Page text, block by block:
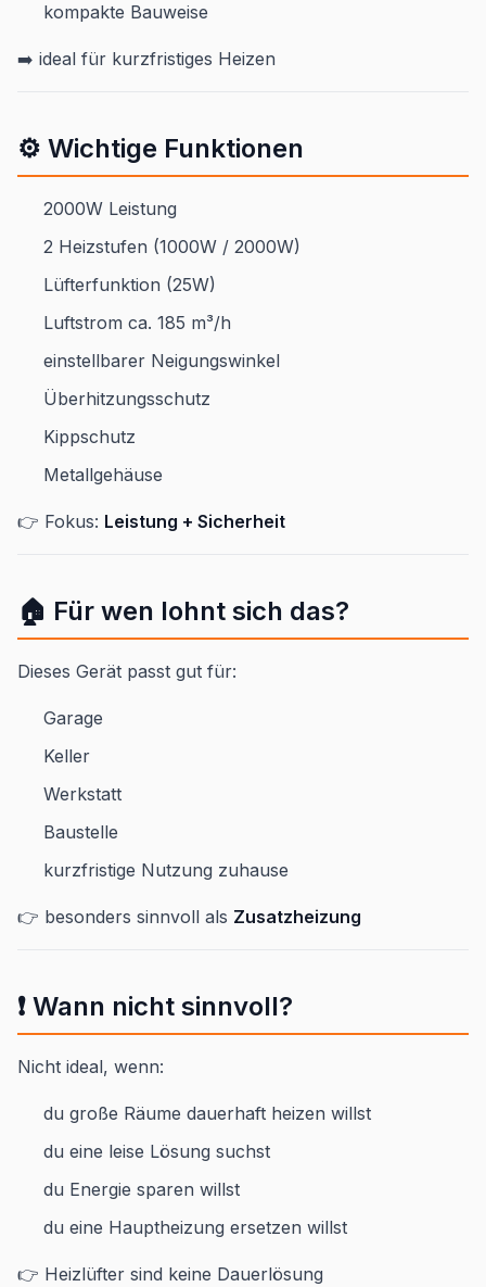
kompakte Bauweise
➡️ ideal für kurzfristiges Heizen
⚙️ Wichtige Funktionen
2000W Leistung
2 Heizstufen (1000W / 2000W)
Lüfterfunktion (25W)
Luftstrom ca. 185 m³/h
einstellbarer Neigungswinkel
Überhitzungsschutz
Kippschutz
Metallgehäuse
👉 Fokus: Leistung + Sicherheit
🏠 Für wen lohnt sich das?
Dieses Gerät passt gut für:
Garage
Keller
Werkstatt
Baustelle
kurzfristige Nutzung zuhause
👉 besonders sinnvoll als Zusatzheizung
❗ Wann nicht sinnvoll?
Nicht ideal, wenn:
du große Räume dauerhaft heizen willst
du eine leise Lösung suchst
du Energie sparen willst
du eine Hauptheizung ersetzen willst
👉 Heizlüfter sind keine Dauerlösung